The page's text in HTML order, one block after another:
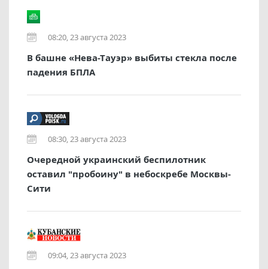
08:20, 23 августа 2023
В башне «Нева-Тауэр» выбиты стекла после
падения БПЛА
08:30, 23 августа 2023
Очередной украинский беспилотник
оставил "пробоину" в небоскребе Москвы-
Сити
09:04, 23 августа 2023